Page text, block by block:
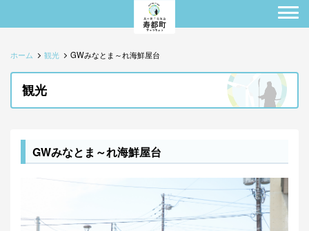
ホーム 観光 GWみなとま～れ海鮮屋台
観光
GWみなとま～れ海鮮屋台